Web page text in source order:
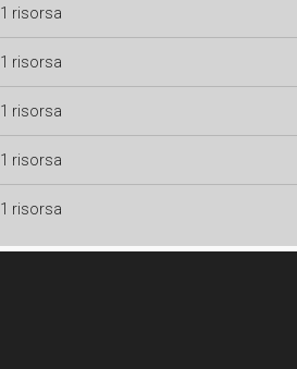
1 risorsa
1 risorsa
1 risorsa
1 risorsa
1 risorsa